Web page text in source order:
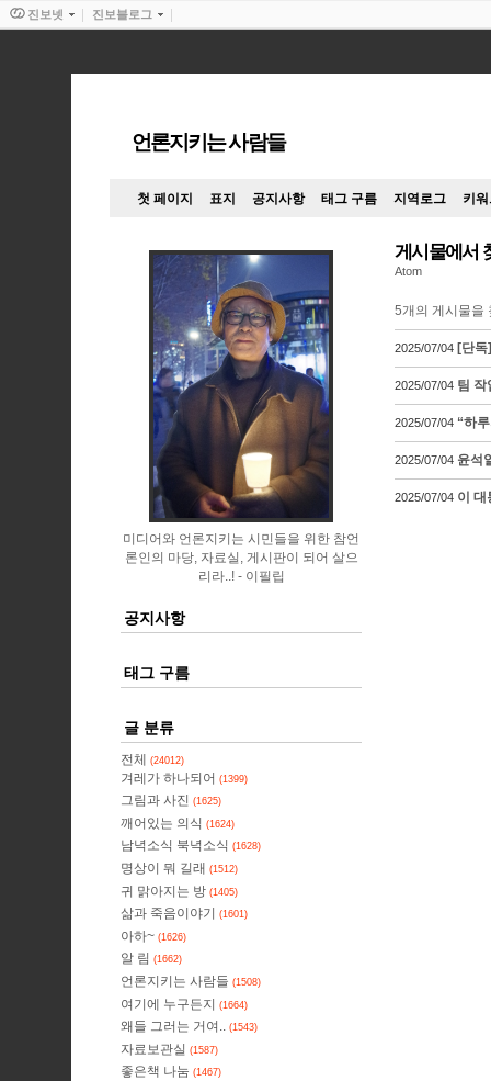
언론지키는 사람들
첫 페이지 표지 공지사항 태그 구름 지역로그 키
게시물에서
Atom
5개의 게시물을
2025/07/04 [단
2025/07/04 팀 작
2025/07/04 “하
2025/07/04 윤석
2025/07/04 이 대
미디어와 언론지키는 시민들을 위한 참언
론인의 마당, 자료실, 게시판이 되어 살으
리라..!
이필립
공지사항
태그 구름
글 분류
전체 (24012)
겨레가 하나되어 (1399)
그림과 사진 (1625)
깨어있는 의식 (1624)
남녁소식 북녁소식 (1628)
명상이 뭐 길래 (1512)
귀 맑아지는 방 (1405)
삶과 죽음이야기 (1601)
아하~ (1626)
알 림 (1662)
언론지키는 사람들 (1508)
여기에 누구든지 (1664)
왜들 그러는 거여.. (1543)
자료보관실 (1587)
좋은책 나눔 (1467)
진보넷 진보블로그